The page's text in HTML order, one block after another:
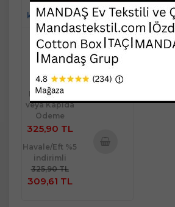
Söz Nişan Tepsisi Ahşap
kadife kaplama yüzüklük
kalp beyaz/ gümüş
Stok Kodu : MSTK12378
Ücretsiz Kargo
Kredi Kartı
veya Kapıda
Ödeme
325,90 TL
Havale/Eft %5
indirimli
325,90 TL
309,61 TL